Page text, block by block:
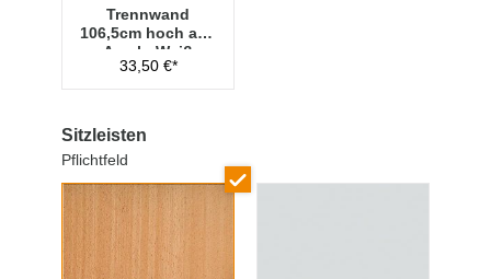
Trennwand
106,5cm hoch aus
Acryl - Weiß
33,50 €*
Sitzleisten
Pflichtfeld